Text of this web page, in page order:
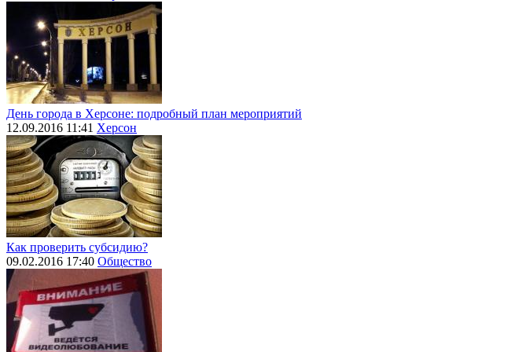
День города в Херсоне: подробный план мероприятий
12.09.2016 11:41 Херсон
Как проверить субсидию?
09.02.2016 17:40 Общество